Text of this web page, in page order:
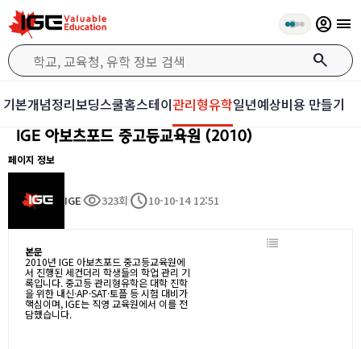
search
account_circle menu
기본개념정리보딩스쿨홈스테이관리형유학일년예상비용 만들기
IGE 아보츠포드 중고등교육원 (2010)
페이지 정보
IGEvisibility323회 schedule10-10-14 12:51
본문
2010년 IGE 아보츠포드 중고등교육원에
서 진행된 세컨더리 학생들의 학업 관리 기
록입니다. 중고등 관리형유학은 대학 진학
을 위한 내신·AP·SAT·토플 등 시험 대비가
핵심이며, IGE는 직영 교육원에서 이를 전
담했습니다.